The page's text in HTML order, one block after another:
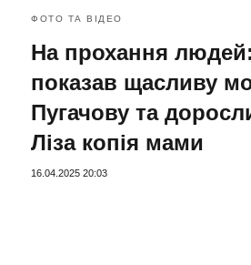
ФОТО ТА ВІДЕО
На прохання людей:
показав щасливу
Пугачову та
Ліза копія мами
16.04.2025 20:03